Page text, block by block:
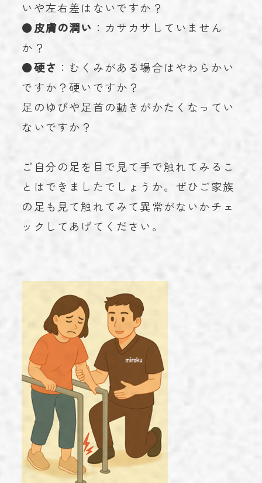
いや左右差はないですか？
●皮膚の潤い ：カサカサしていません
か？
●硬さ ：むくみがある場合はやわらかい
ですか？硬いですか？
足のゆびや足首の動きがかたくなってい
ないですか？
ご自分の足を目で見て手で触れてみるこ
とはできましたでしょうか。ぜひご家族
の足も見て触れてみて異常がないかチェ
ックしてあげてください。